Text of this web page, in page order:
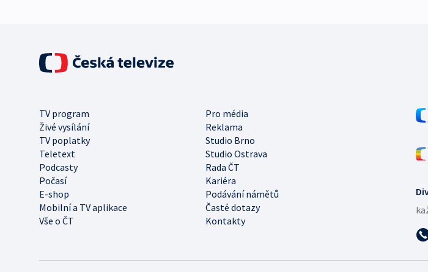
TV program
Pro média
Živé vysílání
Reklama
TV poplatky
Studio Brno
Teletext
Studio Ostrava
Podcasty
Rada ČT
Počasí
Kariéra
E-shop
Podávání námětů
Mobilní a TV aplikace
Časté dotazy
Vše o ČT
Kontakty